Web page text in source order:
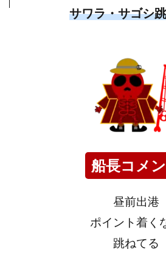
サワラ・サゴシ
船長コメ
昼前出港
ポイント着く
跳ねてる